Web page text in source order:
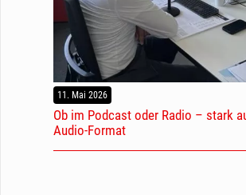
11. Mai 2026
Ob im Podcast oder Radio – stark
Audio-Format